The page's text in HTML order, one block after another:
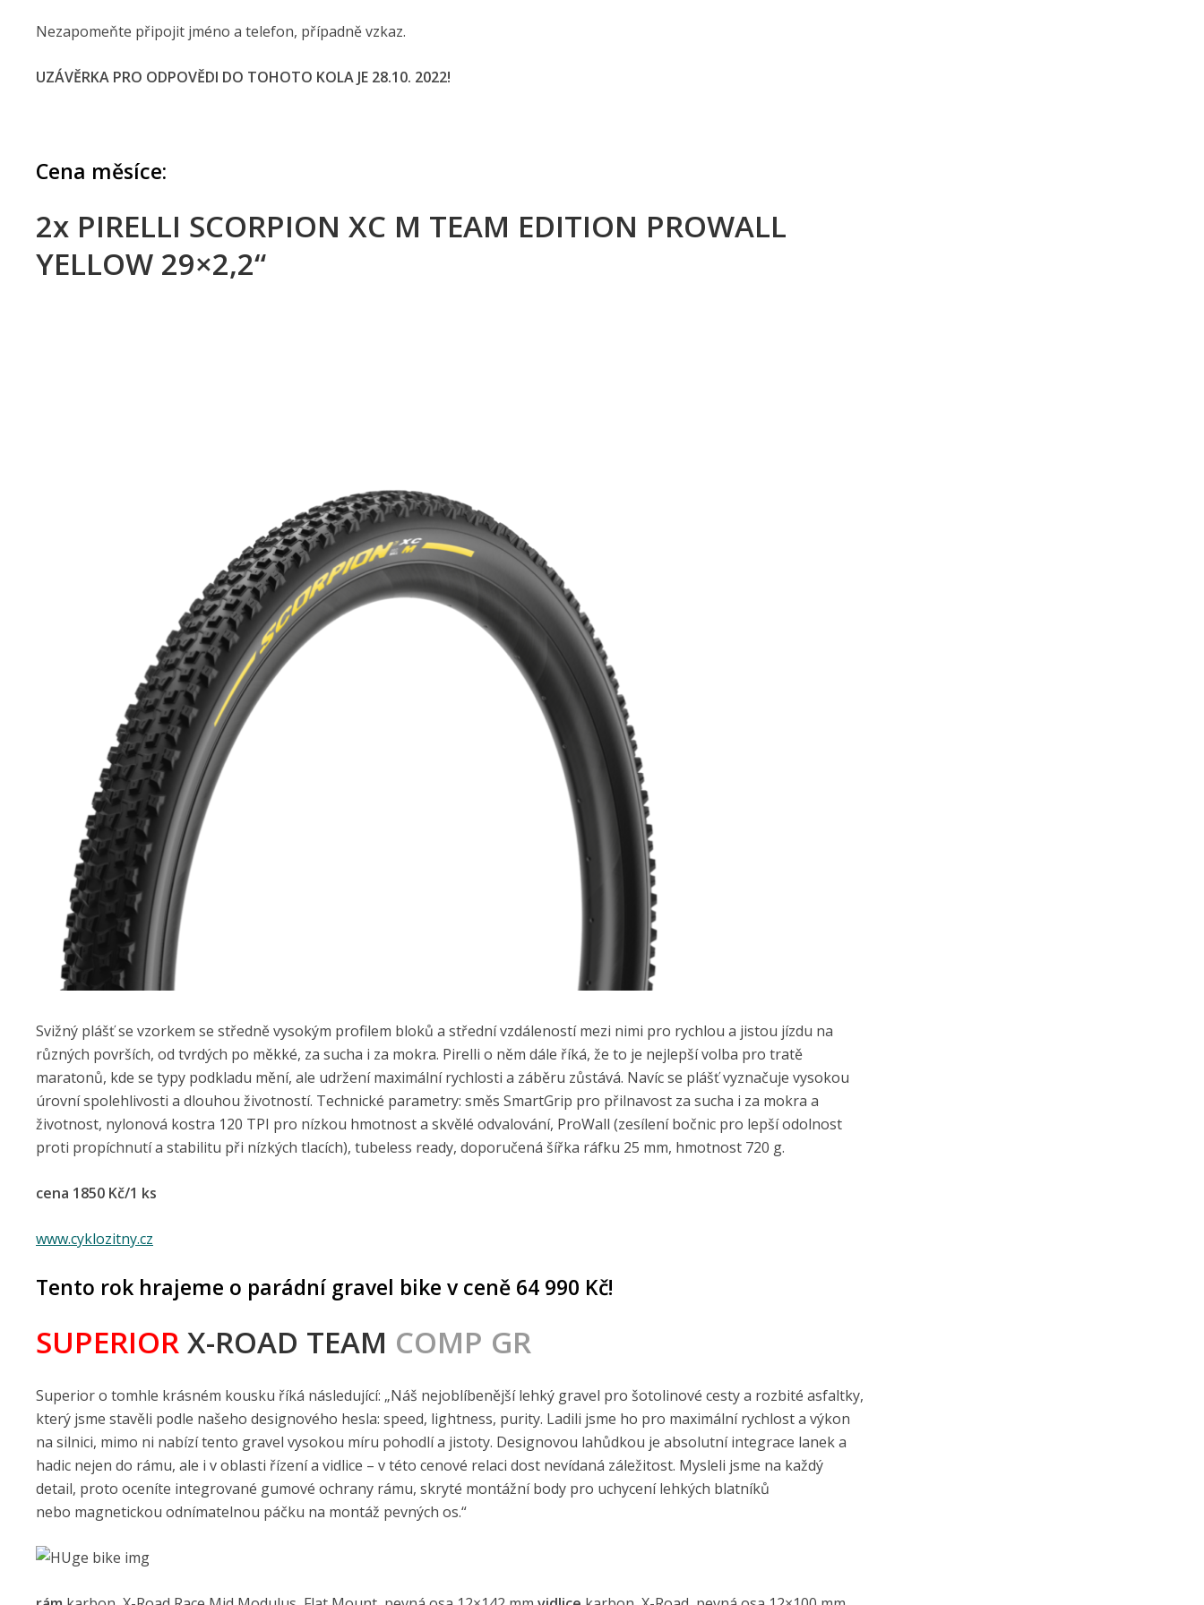
Nezapomeňte připojit jméno a telefon, případně vzkaz.
UZÁVĚRKA PRO ODPOVĚDI DO TOHOTO KOLA JE 28.10. 2022!
Cena měsíce:
2x PIRELLI SCORPION XC M TEAM EDITION PROWALL
YELLOW 29×2,2“
Svižný plášť se vzorkem se středně vysokým profilem bloků a střední vzdáleností mezi nimi pro rychlou a jistou jízdu na
různých površích, od tvrdých po měkké, za sucha i za mokra. Pirelli o něm dále říká, že to je nejlepší volba pro tratě
maratonů, kde se typy podkladu mění, ale udržení maximální rychlosti a záběru zůstává. Navíc se plášť vyznačuje vysokou
úrovní spolehlivosti a dlouhou životností. Technické parametry: směs SmartGrip pro přilnavost za sucha i za mokra a
životnost, nylonová kostra 120 TPI pro nízkou hmotnost a skvělé odvalování, ProWall (zesílení bočnic pro lepší odolnost
proti propíchnutí a stabilitu při nízkých tlacích), tubeless ready, doporučená šířka ráfku 25 mm, hmotnost 720 g.
cena 1850 Kč/1 ks
www.cyklozitny.cz
Tento rok hrajeme o parádní gravel bike v ceně 64 990 Kč!
SUPERIOR X-ROAD TEAM COMP GR
Superior o tomhle krásném kousku říká následující: „Náš nejoblíbenější lehký gravel pro šotolinové cesty a rozbité asfaltky,
který jsme stavěli podle našeho designového hesla: speed, lightness, purity. Ladili jsme ho pro maximální rychlost a výkon
na silnici, mimo ni nabízí tento gravel vysokou míru pohodlí a jistoty. Designovou lahůdkou je absolutní integrace lanek a
hadic nejen do rámu, ale i v oblasti řízení a vidlice – v této cenové relaci dost nevídaná záležitost. Mysleli jsme na každý
detail, proto oceníte integrované gumové ochrany rámu, skryté montážní body pro uchycení lehkých blatníků
nebo magnetickou odnímatelnou páčku na montáž pevných os.“